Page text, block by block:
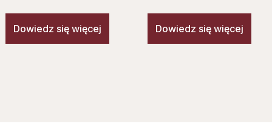
Dowiedz się więcej Dowiedz się więcej